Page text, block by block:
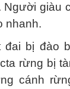
Người giàu
nhanh.
đai bị đào
rừng bị
cánh